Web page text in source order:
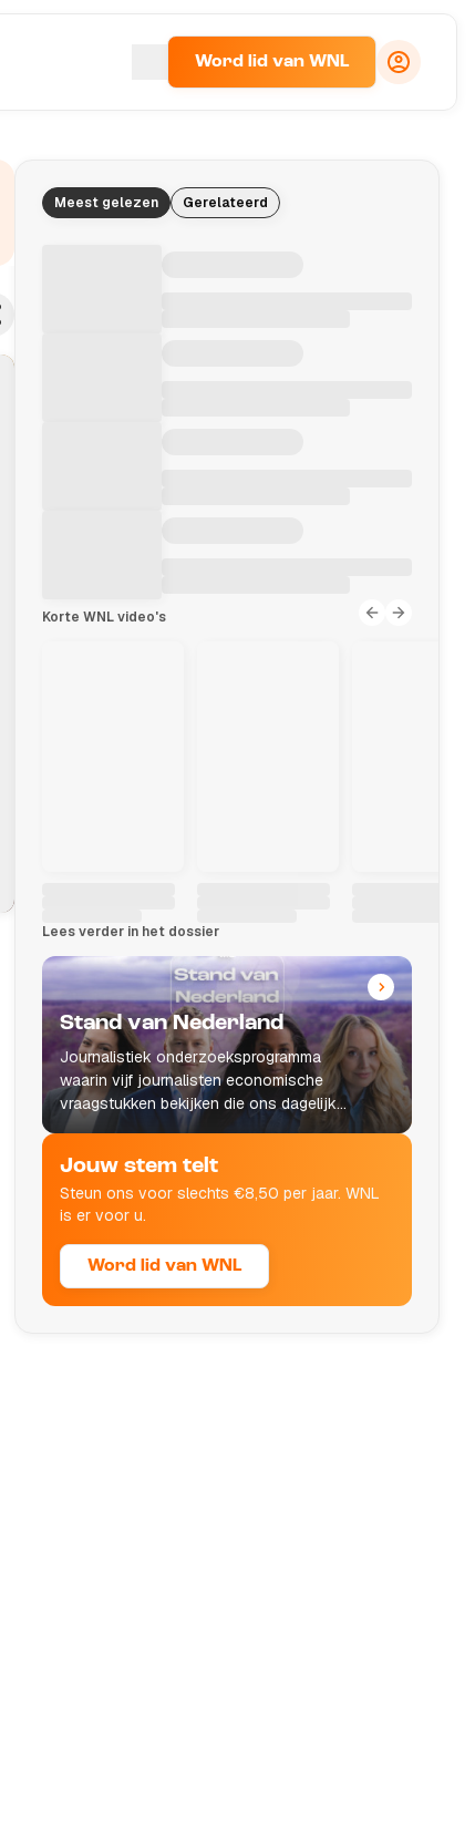
Word lid van WNL
Meest gelezen Gerelateerd
Korte WNL video's
Lees verder in het dossier
Stand van Nederland
Journalistiek onderzoeksprogramma
waarin vijf journalisten economische
vraagstukken bekijken die ons dagelijks
leven raken.
Jouw stem telt
Steun ons voor slechts €8,50 per jaar. WNL
is er voor u.
Word lid van WNL